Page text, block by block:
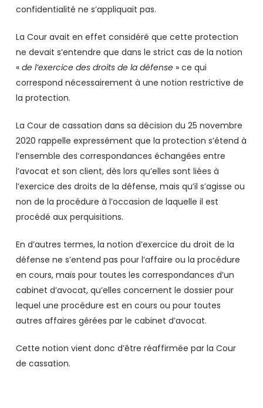
confidentialité ne s’appliquait pas.
La Cour avait en effet considéré que cette protection
ne devait s’entendre que dans le strict cas de la notion
« de l’exercice des droits de la défense» ce qui
correspond nécessairement à une notion restrictive de
la protection.
La Cour de cassation dans sa décision du 25 novembre
2020 rappelle expressément que la protection s’étend à
l’ensemble des correspondances échangées entre
l’avocat et son client, dès lors qu’elles sont liées à
l’exercice des droits de la défense, mais qu’il s’agisse ou
non de la procédure à l’occasion de laquelle il est
procédé aux perquisitions.
En d’autres termes, la notion d’exercice du droit de la
défense ne s’entend pas pour l’affaire ou la procédure
en cours, mais pour toutes les correspondances d’un
cabinet d’avocat, qu’elles concernent le dossier pour
lequel une procédure est en cours ou pour toutes
autres affaires gérées par le cabinet d’avocat.
Cette notion vient donc d’être réaffirmée par la Cour
de cassation.